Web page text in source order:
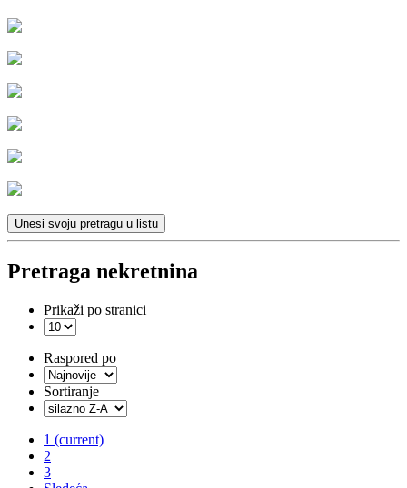
Unesi svoju pretragu u listu
Pretraga nekretnina
Prikaži po stranici
Raspored po
Sortiranje
1 (current)
2
3